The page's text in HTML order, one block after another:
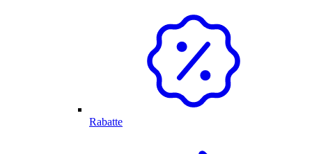
Rabatte